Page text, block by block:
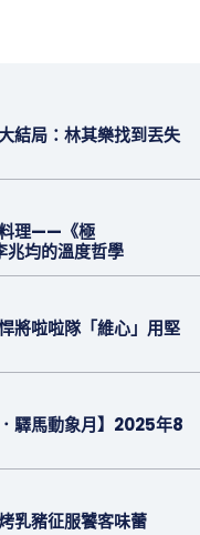
結局：林其樂找到丟失
料理——《極
均的溫度哲學
將啦啦隊「維心」用堅
驛馬動象月】2025年8
乳豬征服饕客味蕾